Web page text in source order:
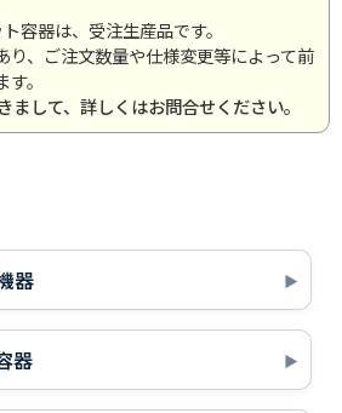
容器は、受注生産品です。
り、ご注文数量や仕様変更等によって前
。
まして、詳しくはお問合せください。
器
器